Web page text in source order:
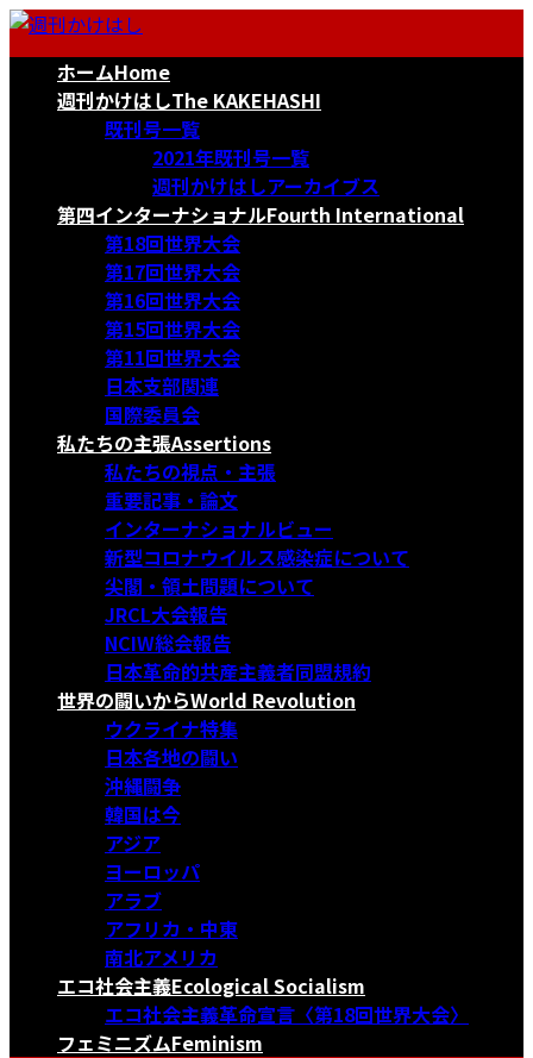
コ
ナ
ホームHome
週刊かけはしThe KAKEHASHI
既刊号一覧
2021年既刊号一覧
週刊かけはしアーカイブス
第四インターナショナルFourth International
第18回世界大会
第17回世界大会
第16回世界大会
第15回世界大会
第11回世界大会
日本支部関連
国際委員会
私たちの主張Assertions
私たちの視点・主張
重要記事・論文
インターナショナルビュー
新型コロナウイルス感染症について
尖閣・領土問題について
JRCL大会報告
NCIW総会報告
日本革命的共産主義者同盟規約
世界の闘いからWorld Revolution
ウクライナ特集
日本各地の闘い
沖縄闘争
韓国は今
アジア
ヨーロッパ
アラブ
アフリカ・中東
南北アメリカ
エコ社会主義Ecological Socialism
エコ社会主義革命宣言〈第18回世界大会〉
フェミニズムFeminism